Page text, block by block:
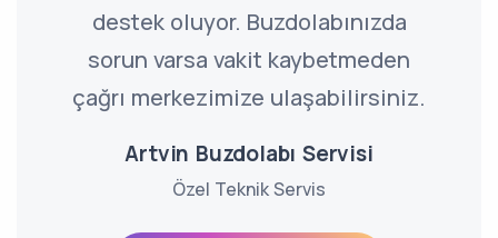
destek oluyor. Buzdolabınızda
sorun varsa vakit kaybetmeden
çağrı merkezimize ulaşabilirsiniz.
Artvin Buzdolabı Servisi
Özel Teknik Servis